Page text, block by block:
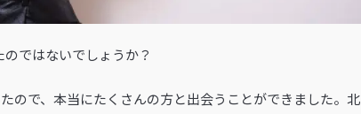
のではないでしょうか？
で、本当にたくさんの方と出会うことができました。北